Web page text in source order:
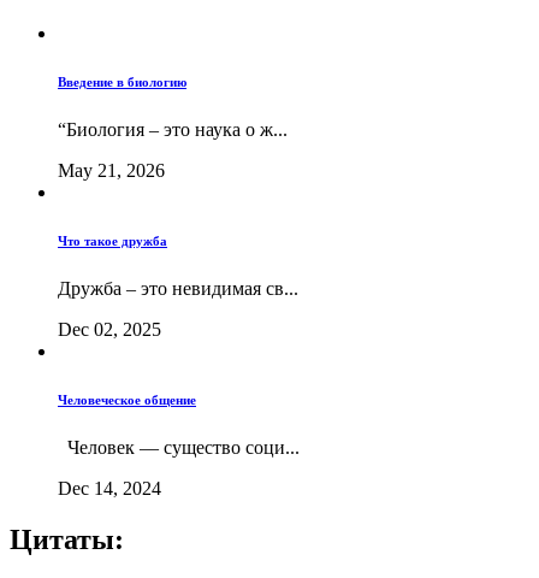
Введение в биологию
“Биология – это наука о ж...
May 21, 2026
Что такое дружба
Дружба – это невидимая св...
Dec 02, 2025
Человеческое общение
Человек — существо соци...
Dec 14, 2024
Цитаты: